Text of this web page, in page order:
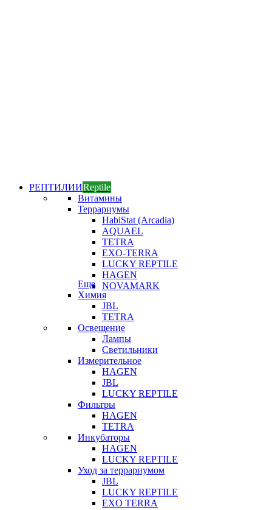
РЕПТИЛИИReptile
Витамины
Террариумы
HabiStat (Arcadia)
AQUAEL
TETRA
EXO-TERRA
LUCKY REPTILE
HAGEN
NOVAMARK
Еще
Химия
JBL
TETRA
Освещение
Лампы
Светильники
Измерительное
HAGEN
JBL
LUCKY REPTILE
Фильтры
HAGEN
TETRA
Инкубаторы
HAGEN
LUCKY REPTILE
Уход за террариумом
JBL
LUCKY REPTILE
EXO TERRA